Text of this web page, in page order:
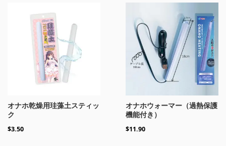
オナホ乾燥用珪藻土スティッ
ク
$3.50
オナホウォーマー（過熱保護
機能付き）
$11.90